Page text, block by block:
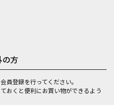
の方
員登録を行ってください。
おくと便利にお買い物ができるよう